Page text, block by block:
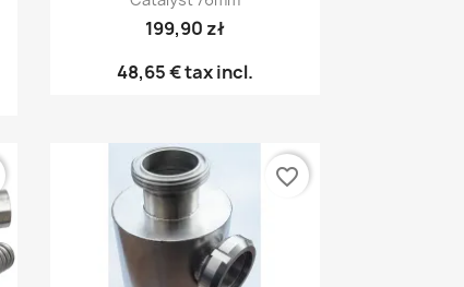
199,90 zł
48,65 €tax incl.
favorite_border